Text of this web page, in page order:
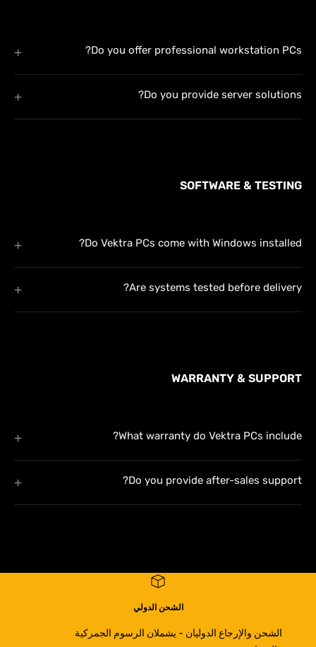
Do you offer professional workstation PCs?
Do you provide server solutions?
SOFTWARE & TESTING
Do Vektra PCs come with Windows installed?
Are systems tested before delivery?
WARRANTY & SUPPORT
What warranty do Vektra PCs include?
Do you provide after-sales support?
الشحن الدولي
الشحن والإرجاع الدوليان - يشملان الرسوم الجمركية